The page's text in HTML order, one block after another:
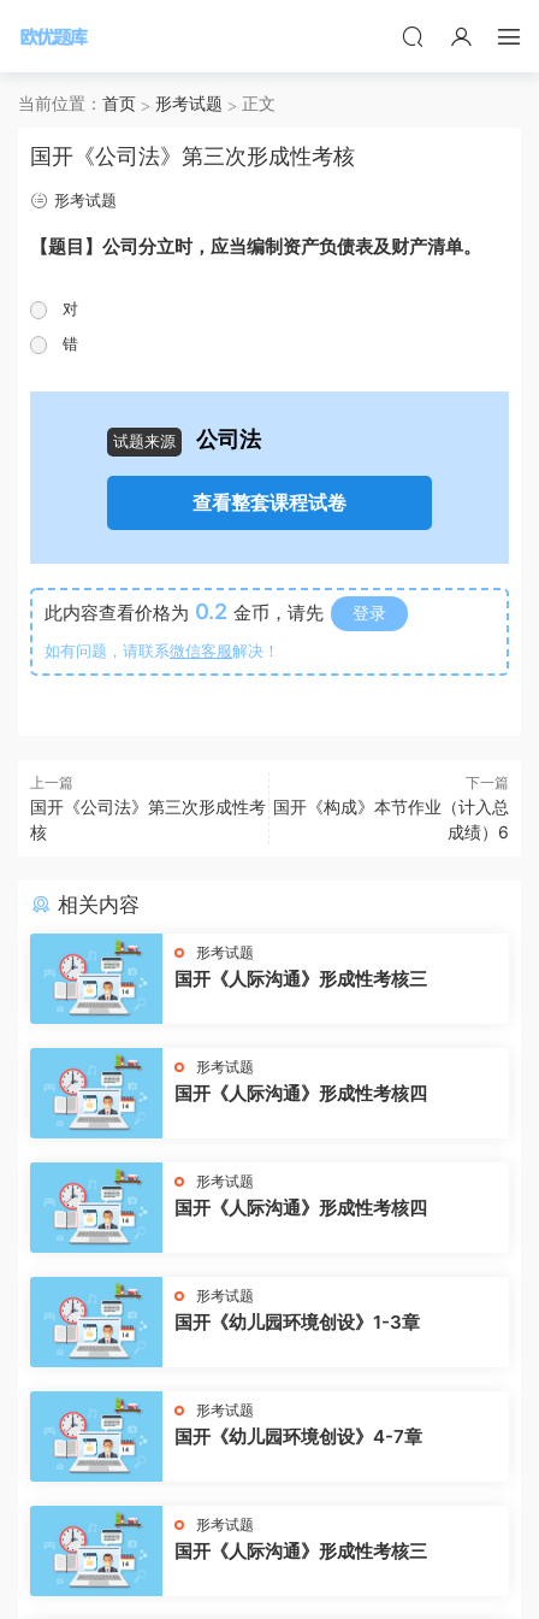
当前位置： 首页 形考试题 正文
国开《公司法》第三次形成性考核
形考试题
【题目】公司分立时，应当编制资产负债表及财产清单。
对
错
试题来源 公司法
查看整套课程试卷
此内容查看价格为 0.2 金币，请先 登录
如有问题，请联系微信客服解决！
上一篇
国开《公司法》第三次形成性考
核
下一篇
国开《构成》本节作业（计入总
成绩）6
相关内容
形考试题
国开《人际沟通》形成性考核三
形考试题
国开《人际沟通》形成性考核四
形考试题
国开《人际沟通》形成性考核四
形考试题
国开《幼儿园环境创设》1-3章
形考试题
国开《幼儿园环境创设》4-7章
形考试题
国开《人际沟通》形成性考核三